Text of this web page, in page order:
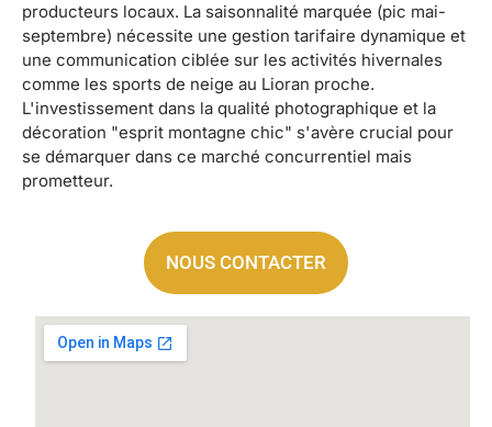
producteurs locaux. La saisonnalité marquée (pic mai-
septembre) nécessite une gestion tarifaire dynamique et
une communication ciblée sur les activités hivernales
comme les sports de neige au Lioran proche.
L'investissement dans la qualité photographique et la
décoration "esprit montagne chic" s'avère crucial pour
se démarquer dans ce marché concurrentiel mais
prometteur.
NOUS CONTACTER